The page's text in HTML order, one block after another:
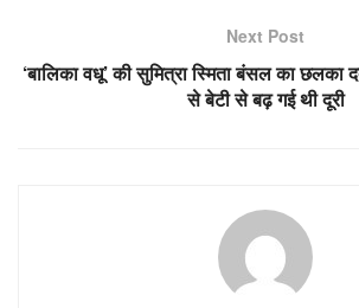
Next Post
‘बालिका वधू’ की सुमित्रा स्मिता बंसल का छलका
से बेटी से बढ़ गई थी दूरी